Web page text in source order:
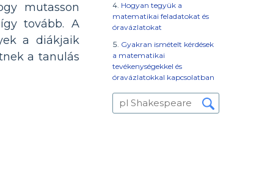
Hogyan tegyük a
matematikai feladatokat és
óravázlatokat
Gyakran ismételt kérdések
a matematikai
tevékenységekkel és
óravázlatokkal kapcsolatban
mutasson
tovább. A
a diákjaik
a tanulás